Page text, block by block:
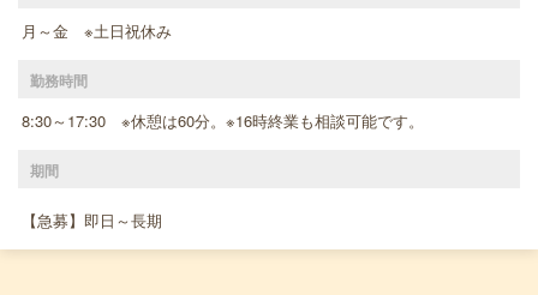
月～金 ※土日祝休み
勤務時間
8:30～17:30 ※休憩は60分。※16時終業も相談可能です。
期間
【急募】即日～長期